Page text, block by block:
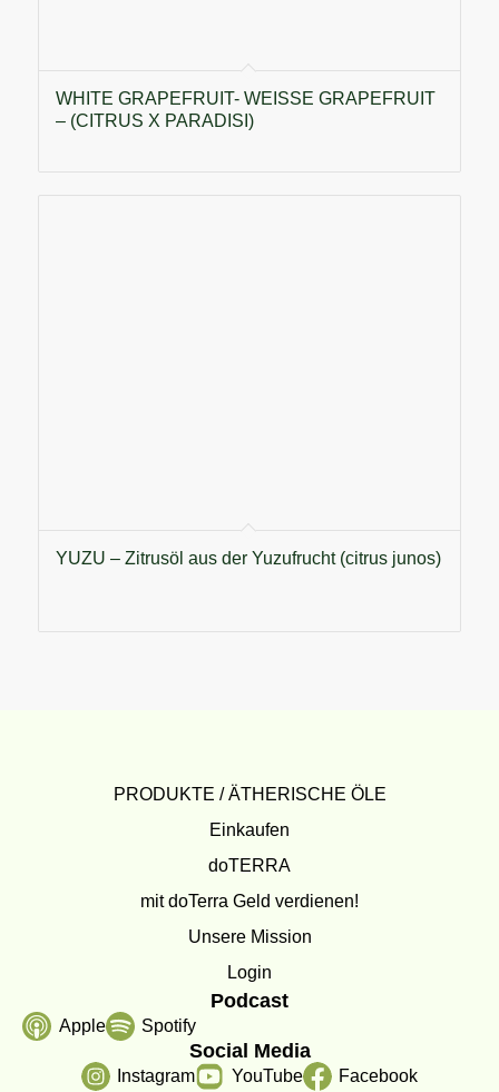
WHITE GRAPEFRUIT- WEISSE GRAPEFRUIT
– (CITRUS X PARADISI)
YUZU – Zitrusöl aus der Yuzufrucht (citrus junos)
PRODUKTE / ÄTHERISCHE ÖLE
Einkaufen
doTERRA
mit doTerra Geld verdienen!
Unsere Mission
Login
Podcast
Apple Spotify
Social Media
Instagram YouTube Facebook